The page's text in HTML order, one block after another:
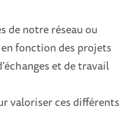
de notre réseau ou
fonction des projets
et de travail
valoriser ces différents